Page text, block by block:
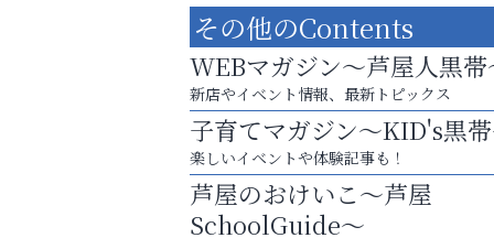
猫背･側弯、背骨の歪みを
整えませんか？
その他のContents
WEBマガジン～芦屋人黒帯
新店やイベント情報、最新トピックス
子育てマガジン～KID's黒
楽しいイベントや体験記事も！
芦屋のおけいこ～芦屋
SchoolGuide～